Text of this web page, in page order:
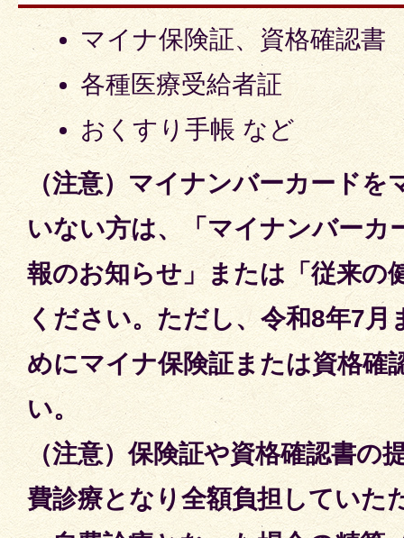
マイナ保険証、資格確認書
各種医療受給者証
おくすり手帳 など
（注意）マイナンバーカード
いない方は、「マイナンバーカ
報のお知らせ」または「従来の
ください。ただし、令和8年7
めにマイナ保険証または資格確
い。
（注意）保険証や資格確認書の
費診療となり全額負担していた